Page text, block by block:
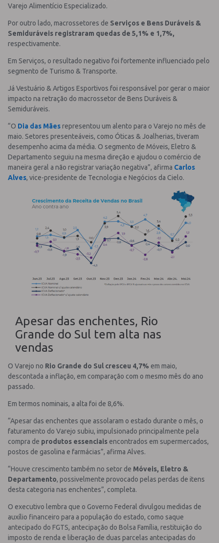
Varejo Alimentício Especializado.
Por outro lado, macrossetores de Serviços e Bens Duráveis &
Semiduráveis registraram quedas de 5,1% e 1,7%,
respectivamente.
Em Serviços, o resultado negativo foi fortemente influenciado pelo
segmento de Turismo & Transporte.
Já Vestuário & Artigos Esportivos foi responsável por gerar o maior
impacto na retração do macrossetor de Bens Duráveis &
Semiduráveis.
“O Dia das Mãesrepresentou um alento para o Varejo no mês de
maio. Setores presenteáveis, como Óticas & Joalherias, tiveram
desempenho acima da média. O segmento de Móveis, Eletro &
Departamento seguiu na mesma direção e ajudou o comércio de
maneira geral a não registrar variação negativa”, afirma Carlos
Alves, vice-presidente de Tecnologia e Negócios da Cielo.
Apesar das enchentes, Rio
Grande do Sul tem alta nas
vendas
O Varejo no Rio Grande do Sul cresceu 4,7% em maio,
descontada a inflação, em comparação com o mesmo mês do ano
passado.
Em termos nominais, a alta foi de 8,6%.
“Apesar das enchentes que assolaram o estado durante o mês, o
faturamento do Varejo subiu, impulsionado principalmente pela
compra de produtos essenciais encontrados em supermercados,
postos de gasolina e farmácias”, afirma Alves.
“Houve crescimento também no setor de Móveis, Eletro &
Departamento, possivelmente provocado pelas perdas de itens
desta categoria nas enchentes”, completa.
O executivo lembra que o Governo Federal divulgou medidas de
auxílio financeiro para a população do estado, como saque
antecipado do FGTS, antecipação do Bolsa Família, restituição do
imposto de renda e liberação de duas parcelas antecipadas do